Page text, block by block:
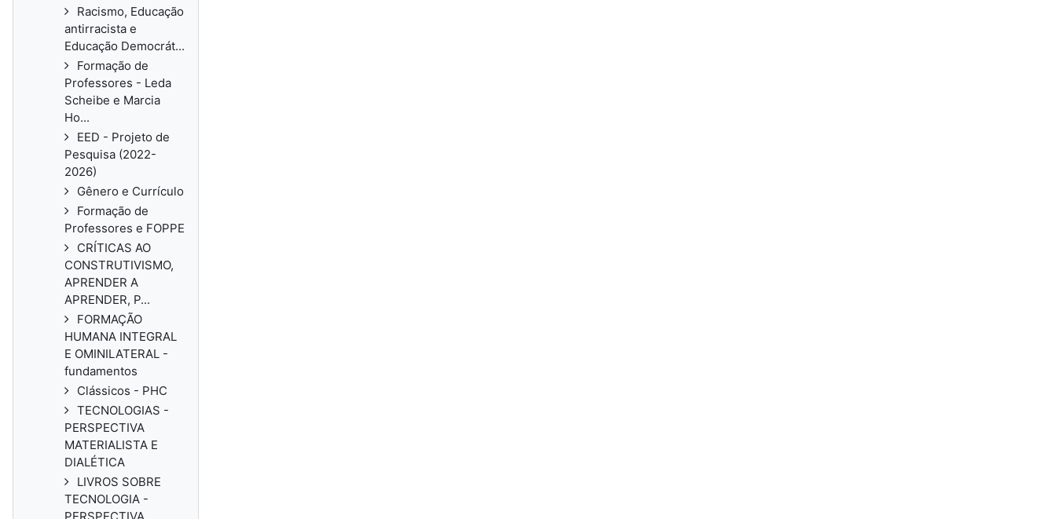
Racismo, Educação
antirracista e
Educação Democrát...
Formação de
Professores - Leda
Scheibe e Marcia
Ho...
EED - Projeto de
Pesquisa (2022-
2026)
Gênero e Currículo
Formação de
Professores e FOPPE
CRÍTICAS AO
CONSTRUTIVISMO,
APRENDER A
APRENDER, P...
FORMAÇÃO
HUMANA INTEGRAL
E OMINILATERAL -
fundamentos
Clássicos - PHC
TECNOLOGIAS -
PERSPECTIVA
MATERIALISTA E
DIALÉTICA
LIVROS SOBRE
TECNOLOGIA -